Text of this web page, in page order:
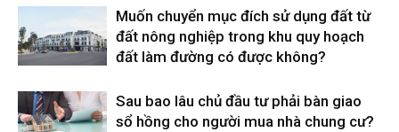
Muốn chuyển mục đích sử dụng đất từ
đất nông nghiệp trong khu quy hoạch
đất làm đường có được không?
Sau bao lâu chủ đầu tư phải bàn giao
sổ hồng cho người mua nhà chung cư?